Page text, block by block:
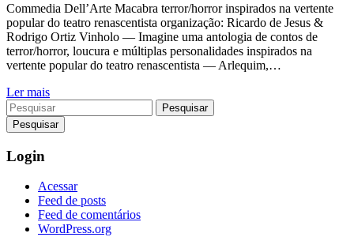
Commedia Dell’Arte Macabra terror/horror inspirados na vertente
popular do teatro renascentista organização: Ricardo de Jesus &
Rodrigo Ortiz Vinholo — Imagine uma antologia de contos de
terror/horror, loucura e múltiplas personalidades inspirados na
vertente popular do teatro renascentista — Arlequim,…
Ler mais
Pesquisar
Login
Acessar
Feed de posts
Feed de comentários
WordPress.org